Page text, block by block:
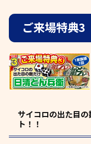
ご来場特典3
サイコロの出た目
ト！！